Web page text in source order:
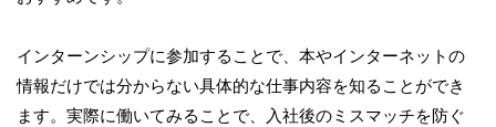
インターンシップに参加することで、本やインターネットの
情報だけでは分からない具体的な仕事内容を知ることができ
ます。実際に働いてみることで、入社後のミスマッチを防ぐ